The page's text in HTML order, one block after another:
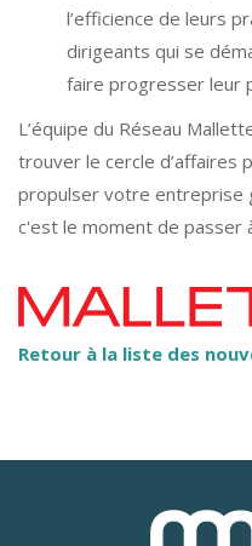
l’efficience de leurs
dirigeants qui se
faire progresser leur
L’équipe du Réseau
trouver le cercle d’affaires
propulser votre entreprise
c'est le moment de passer
Retour à la liste des